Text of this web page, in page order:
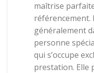
maîtrise
référencement.
généralement
personne
qui s’occupe
prestation. Elle